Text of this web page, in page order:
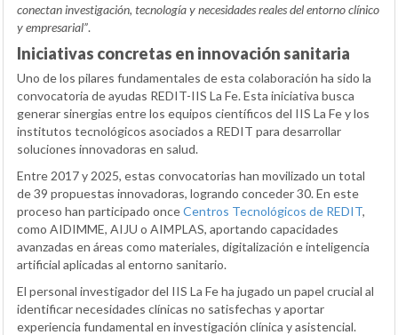
conectan investigación, tecnología y necesidades reales del entorno clínico
y empresarial”.
Iniciativas concretas en innovación sanitaria
Uno de los pilares fundamentales de esta colaboración ha sido la
convocatoria de ayudas REDIT-IIS La Fe. Esta iniciativa busca
generar sinergias entre los equipos científicos del IIS La Fe y los
institutos tecnológicos asociados a REDIT para desarrollar
soluciones innovadoras en salud.
Entre 2017 y 2025, estas convocatorias han movilizado un total
de 39 propuestas innovadoras, logrando conceder 30. En este
proceso han participado onceCentros Tecnológicos de REDIT,
como AIDIMME, AIJU o AIMPLAS, aportando capacidades
avanzadas en áreas como materiales, digitalización e inteligencia
artificial aplicadas al entorno sanitario.
El personal investigador del IIS La Fe ha jugado un papel crucial al
identificar necesidades clínicas no satisfechas y aportar
experiencia fundamental en investigación clínica y asistencial.